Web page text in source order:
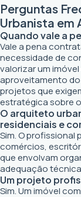
Perguntas
Urbanista em
Quando vale a
Vale a pena
necessidade de
valorizar um
aproveitamento
projetos que
estratégica sobre
O arquiteto
residenciais e
Sim. O profissional
comércios,
que envolvam
adequação
Um projeto
Sim. Um imóvel